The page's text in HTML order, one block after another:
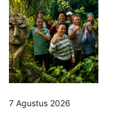
7 Agustus 2026